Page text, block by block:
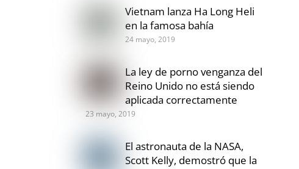
Vietnam lanza Ha Long Heli
en la famosa bahía
24 mayo, 2019
La ley de porno venganza del
Reino Unido no está siendo
aplicada correctamente
23 mayo, 2019
El astronauta de la NASA,
Scott Kelly, demostró que la